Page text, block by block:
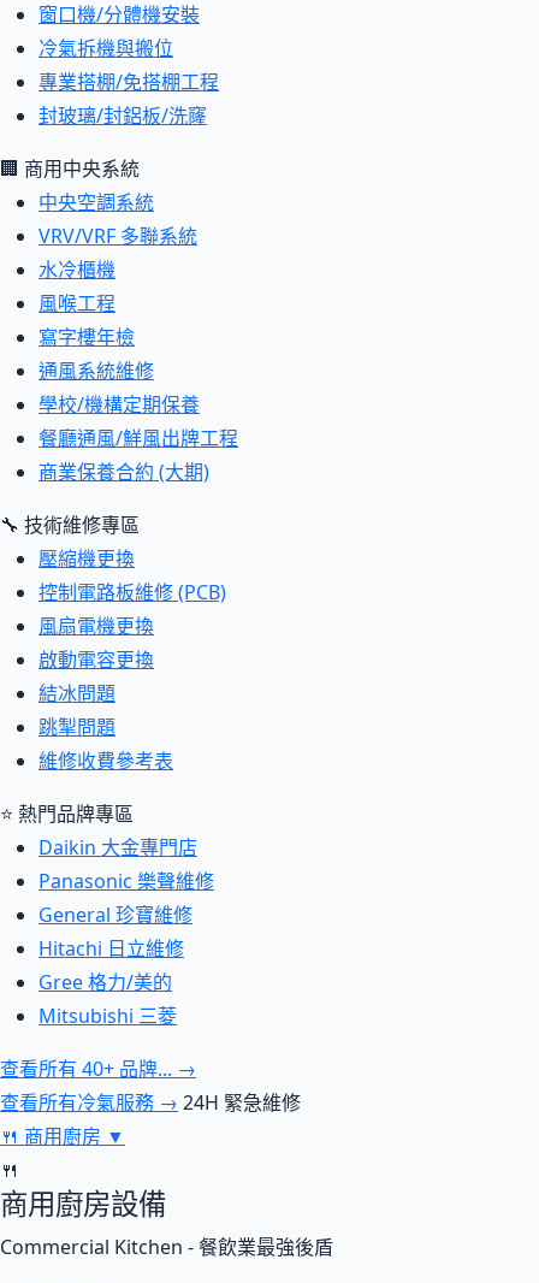
窗口機/分體機安裝
冷氣拆機與搬位
專業搭棚/免搭棚工程
封玻璃/封鋁板/洗窿
🏢 商用中央系統
中央空調系統
VRV/VRF 多聯系統
水冷櫃機
風喉工程
寫字樓年檢
通風系統維修
學校/機構定期保養
餐廳通風/鮮風出牌工程
商業保養合約 (大期)
🔧 技術維修專區
壓縮機更換
控制電路板維修 (PCB)
風扇電機更換
啟動電容更換
結冰問題
跳掣問題
維修收費參考表
⭐ 熱門品牌專區
Daikin 大金專門店
Panasonic 樂聲維修
General 珍寶維修
Hitachi 日立維修
Gree 格力/美的
Mitsubishi 三菱
查看所有 40+ 品牌... →
查看所有冷氣服務 → 24H 緊急維修
🍴 商用廚房 ▼
🍴
商用廚房設備
Commercial Kitchen - 餐飲業最強後盾